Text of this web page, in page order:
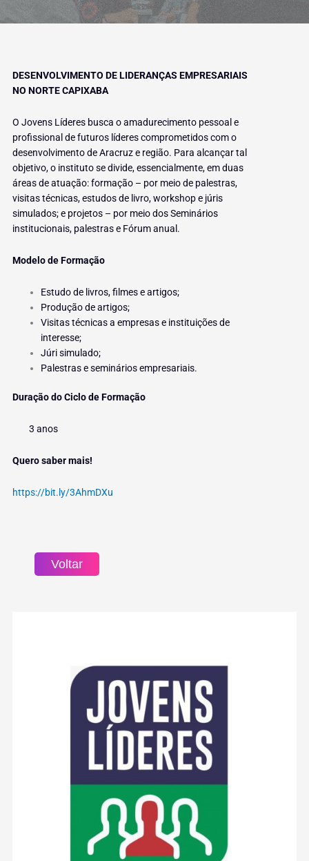
DESENVOLVIMENTO DE LIDERANÇAS EMPRESARIAIS
NO NORTE CAPIXABA
O Jovens Líderes busca o amadurecimento pessoal e
profissional de futuros líderes comprometidos com o
desenvolvimento de Aracruz e região. Para alcançar tal
objetivo, o instituto se divide, essencialmente, em duas
áreas de atuação: formação – por meio de palestras,
visitas técnicas, estudos de livro, workshop e júris
simulados; e projetos – por meio dos Seminários
institucionais, palestras e Fórum anual.
Modelo de Formação
Estudo de livros, filmes e artigos;
Produção de artigos;
Visitas técnicas a empresas e instituições de
interesse;
Júri simulado;
Palestras e seminários empresariais.
Duração do Ciclo de Formação
3 anos
Quero saber mais!
https://bit.ly/3AhmDXu
Voltar